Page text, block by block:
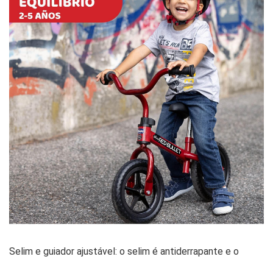
Selim e guiador ajustável: o selim é antiderrapante e o